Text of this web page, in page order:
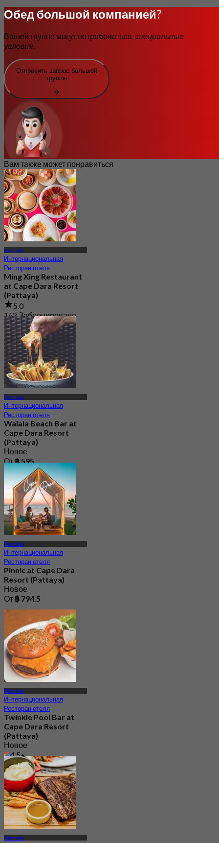
Обед большой компанией?
Вашей группе могут потребоваться специальные
условия.
Отправить запрос большой
группы
Вам также может понравиться
Паттайя
Интернациональная
Ресторан отеля
Ming Xing Restaurant
at Cape Dara Resort
(Pattaya)
5.0
162 Забронировано
От฿ 396.66
Паттайя
Интернациональная
Ресторан отеля
Walala Beach Bar at
Cape Dara Resort
(Pattaya)
Новое
От฿ 595
Паттайя
Интернациональная
Ресторан отеля
Pinnic at Cape Dara
Resort (Pattaya)
Новое
От ฿ 794.5
Паттайя
Интернациональная
Ресторан отеля
Twinkle Pool Bar at
Cape Dara Resort
(Pattaya)
Новое
4.5
От฿ 595
Паттайя